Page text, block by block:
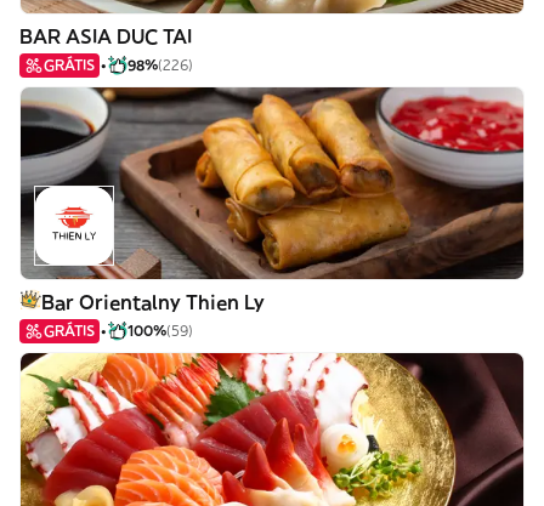
BAR ASIA DUC TAI
GRÁTIS 98%(226)
Bar Orientalny Thien Ly
GRÁTIS 100%(59)